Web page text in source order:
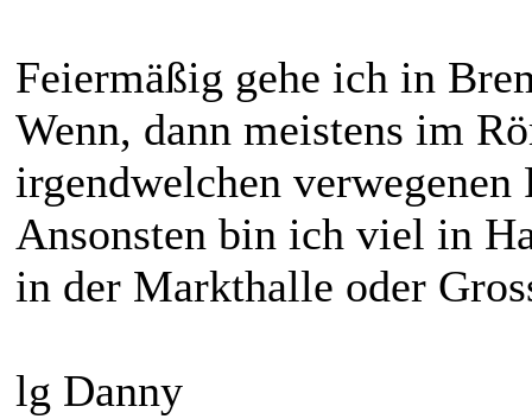
Feiermäßig gehe ich in
Wenn, dann meistens im
irgendwelchen
Ansonsten bin ich viel in
in der Markthalle oder
lg Danny